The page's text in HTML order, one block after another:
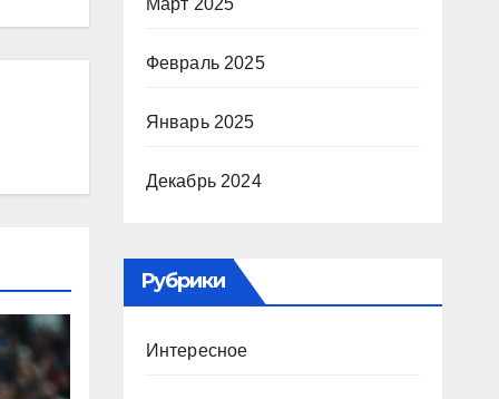
Март 2025
Февраль 2025
Январь 2025
Декабрь 2024
Рубрики
Интересное